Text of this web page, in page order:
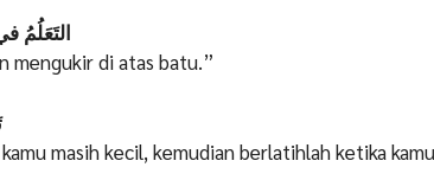
17.
mengukir di atas batu.”
masih kecil, kemudian berlatihlah ketika